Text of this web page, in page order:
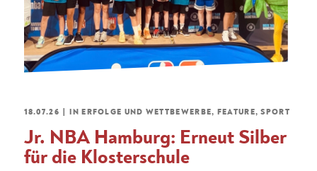
18.07.26 INERFOLGE UND WETTBEWERBE, FEATURE,SPORT
Jr. NBA Hamburg: Erneut Silber
für die Klosterschule